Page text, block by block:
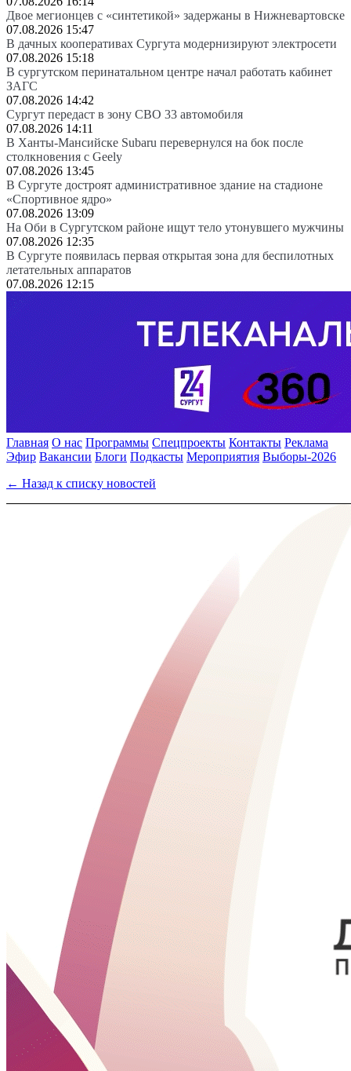
Двое мегионцев с «синтетикой» задержаны в Нижневартовске
07.08.2026 15:47
В дачных кооперативах Сургута модернизируют электросети
07.08.2026 15:18
В сургутском перинатальном центре начал работать кабинет
ЗАГС
07.08.2026 14:42
Сургут передаст в зону СВО 33 автомобиля
07.08.2026 14:11
В Ханты-Мансийске Subaru перевернулся на бок после
столкновения с Geely
07.08.2026 13:45
В Сургуте достроят административное здание на стадионе
«Спортивное ядро»
07.08.2026 13:09
На Оби в Сургутском районе ищут тело утонувшего мужчины
07.08.2026 12:35
В Сургуте появилась первая открытая зона для беспилотных
летательных аппаратов
07.08.2026 12:15
Главная О нас Программы Спецпроекты Контакты Реклама
Эфир Вакансии Блоги Подкасты Мероприятия Выборы-2026
← Назад к списку новостей